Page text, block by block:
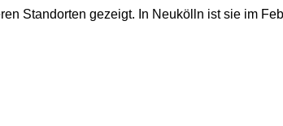
Standorten gezeigt. In Neukölln ist sie im